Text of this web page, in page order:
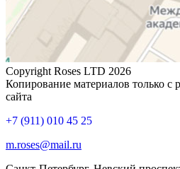
Copyright Roses LTD 2026
Копирование материалов только с
сайта
+7 (911) 010 45 25
m.roses@mail.ru